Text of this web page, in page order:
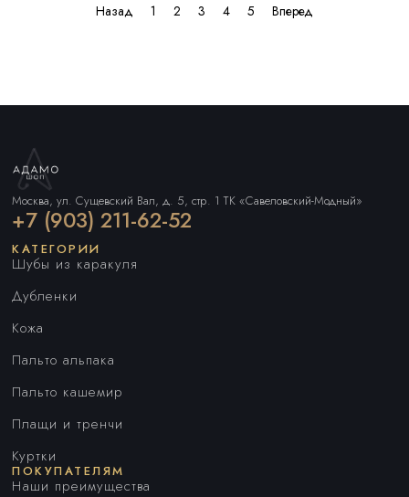
Назад 1 2 3 4 5 Вперед
Москва, ул. Сущевский Вал, д. 5, стр. 1 ТК «Савеловский-Модный»
+7 (903) 211-62-52
КАТЕГОРИИ
Шубы из каракуля
Дубленки
Кожа
Пальто альпака
Пальто кашемир
Плащи и тренчи
Куртки
ПОКУПАТЕЛЯМ
Наши преимущества